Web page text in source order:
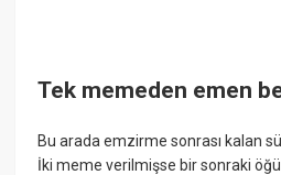
Tek memeden emen
Bu arada emzirme sonrası kalan
İki meme verilmişse bir sonraki